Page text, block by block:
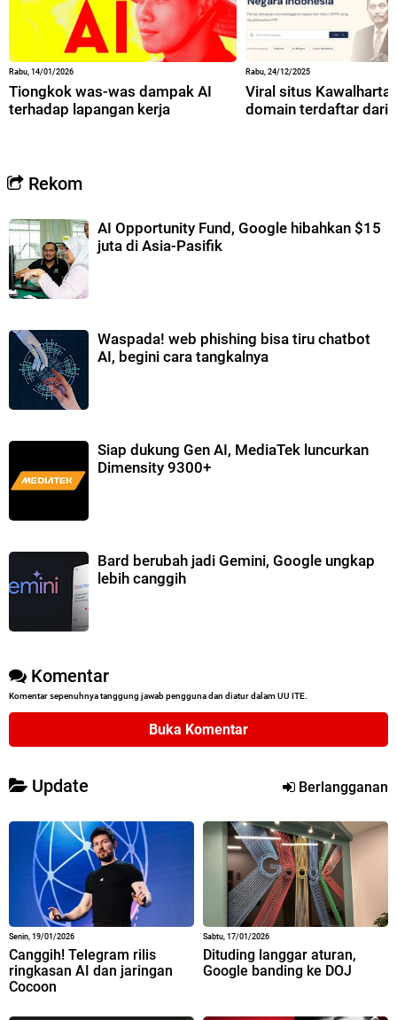
Rabu, 14/01/2026
Tiongkok was-was dampak AI
terhadap lapangan kerja
Rabu, 24/12/2025
Viral situs
domain terdaftar dari
Rekom
AI Opportunity Fund, Google hibahkan $15
juta di Asia-Pasifik
Waspada! web phishing bisa tiru chatbot
AI, begini cara tangkalnya
Siap dukung Gen AI, MediaTek luncurkan
Dimensity 9300+
Bard berubah jadi Gemini, Google ungkap
lebih canggih
Komentar
Komentar sepenuhnya tanggung jawab pengguna dan diatur dalam UU ITE.
Buka Komentar
Update Berlangganan
Senin, 19/01/2026
Canggih! Telegram rilis
ringkasan AI dan jaringan
Cocoon
Sabtu, 17/01/2026
Dituding langgar aturan,
Google banding ke DOJ